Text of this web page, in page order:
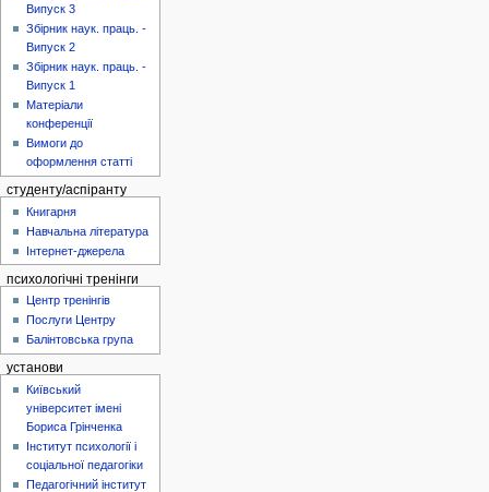
Випуск 3
Збірник наук. праць. -
Випуск 2
Збірник наук. праць. -
Випуск 1
Матеріали
конференції
Вимоги до
оформлення статті
студенту/аспіранту
Книгарня
Навчальна література
Інтернет-джерела
психологічні тренінги
Центр тренінгів
Послуги Центру
Балінтовська група
установи
Київський
університет імені
Бориса Грінченка
Інститут психології і
соціальної педагогіки
Педагогічний інститут